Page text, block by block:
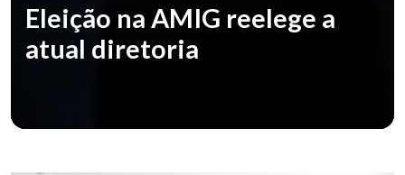
Eleição na AMIG reelege a
atual diretoria